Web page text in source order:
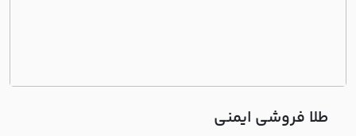
درباره
طلا فروشی ايمني